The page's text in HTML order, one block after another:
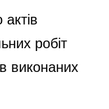
робіт
виконаних